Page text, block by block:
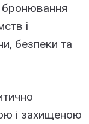
бронювання
і
безпеки та
і захищеною